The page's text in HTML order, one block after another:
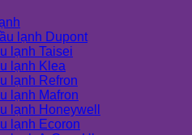
lạnh Dupont
lạnh Taisei
lạnh Klea
lạnh Refron
lạnh Mafron
lạnh Honeywell
lạnh Ecoron